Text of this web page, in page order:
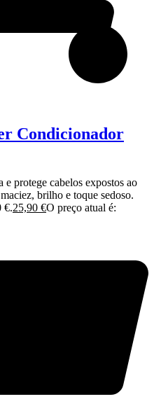
Condicionador
protege cabelos expostos ao
brilho e toque sedoso.
€.25,90 €O preço atual é: